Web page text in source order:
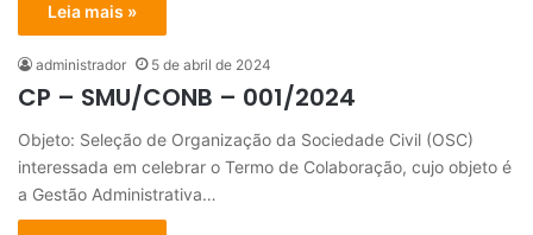
Leia mais »
administrador 5 de abril de 2024
CP – SMU/CONB – 001/2024
Objeto: Seleção de Organização da Sociedade Civil (OSC)
interessada em celebrar o Termo de Colaboração, cujo objeto é
a Gestão Administrativa…